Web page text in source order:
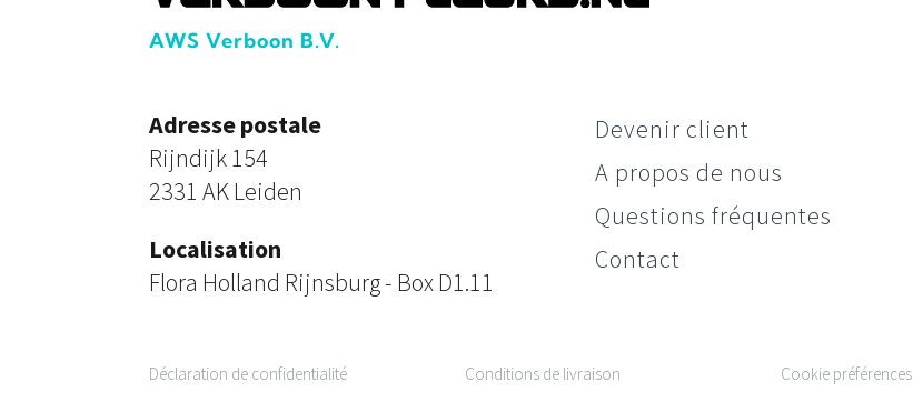
AWS Verboon B.V.
Adresse postale
Rijndijk 154
2331 AK Leiden
Localisation
Flora Holland Rijnsburg - Box D1.11
Devenir client
A propos de nous
Questions fréquentes
Contact
Déclaration de confidentialité Conditions de livraison Cookie préférences